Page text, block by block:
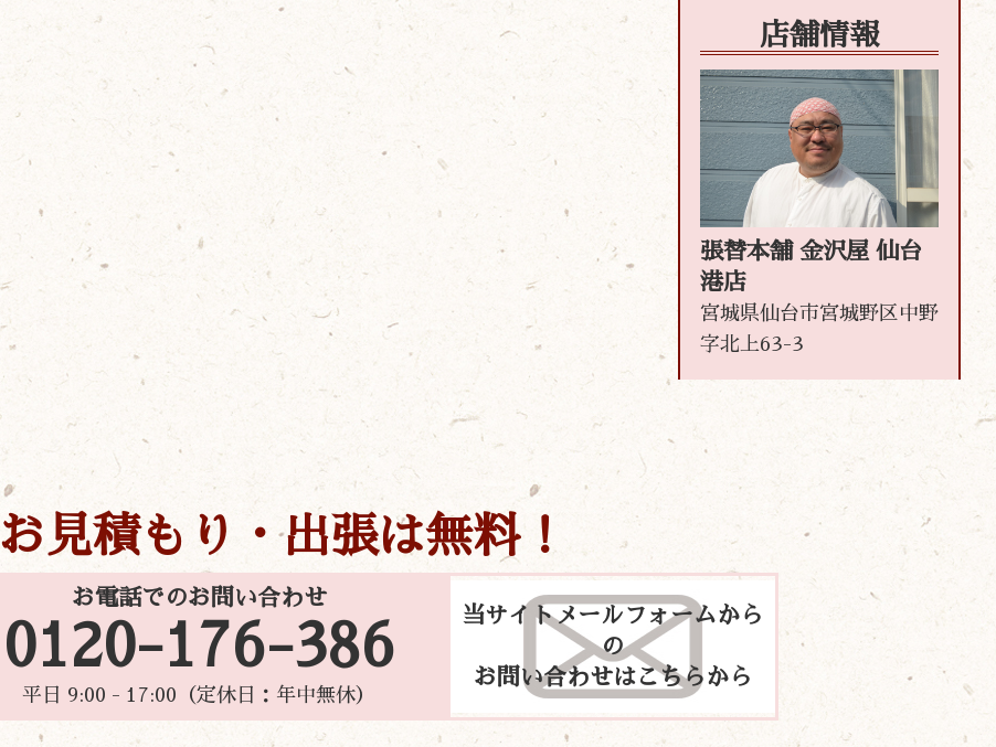
店舗情報
張替本舗 金沢屋 仙台
港店
宮城県仙台市宮城野区中野
字北上63-3
お見積もり・出張は無料！
お電話でのお問い合わせ
0120-176-386
平日 9:00 - 17:00（定休日：年中無休）
当サイトメールフォームから
の
お問い合わせはこちらから